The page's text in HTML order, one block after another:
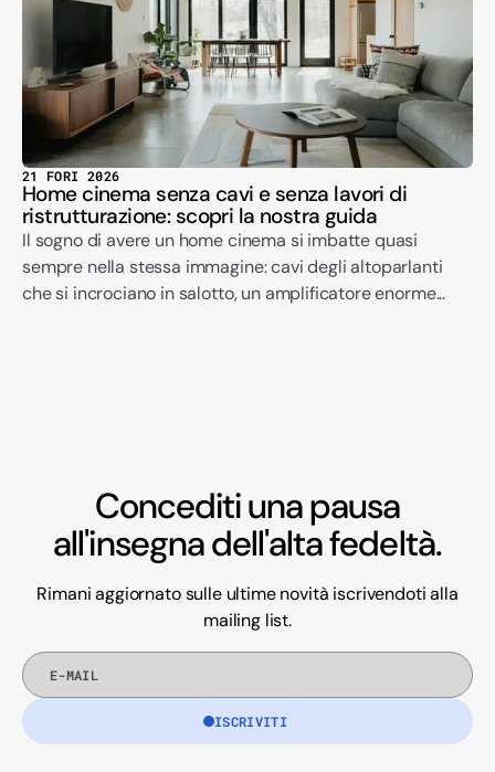
21 FORI 2026
Home cinema senza cavi e senza lavori di
ristrutturazione: scopri la nostra guida
Il sogno di avere un home cinema si imbatte quasi
sempre nella stessa immagine: cavi degli altoparlanti
che si incrociano in salotto, un amplificatore enorme...
Concediti una pausa
all'insegna dell'alta fedeltà.
Rimani aggiornato sulle ultime novità iscrivendoti alla
mailing list.
E-
mail
ISCRIVITI